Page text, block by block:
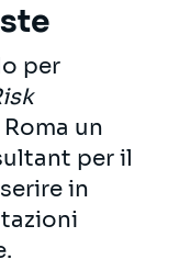
per
un
per il
in